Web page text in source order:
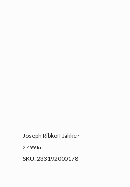
Joseph Ribkoff Jakke ·
2.499 kr.
SKU: 233192000178